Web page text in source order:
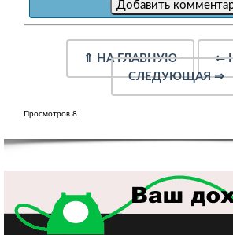
⇑ НА ГЛАВНУЮ ⇐
СЛЕДУЮЩАЯ⇒
Просмотров 8